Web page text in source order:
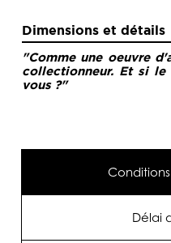
Dimensions et détails
"Comme une oeuvre
collectionneur. Et si
vous ?"
Délai